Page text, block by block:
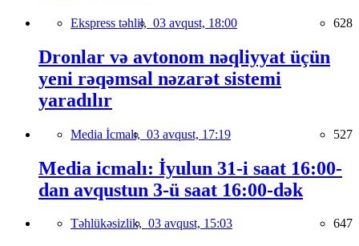
Ekspress təhlil, 03 avqust, 18:00 628
Dronlar və avtonom nəqliyyat üçün
yeni rəqəmsal nəzarət sistemi
yaradılır
Media İcmalı, 03 avqust, 17:19 527
Media icmalı: İyulun 31-i saat 16:00-
dan avqustun 3-ü saat 16:00-dək
Təhlükəsizlik, 03 avqust, 15:03 647